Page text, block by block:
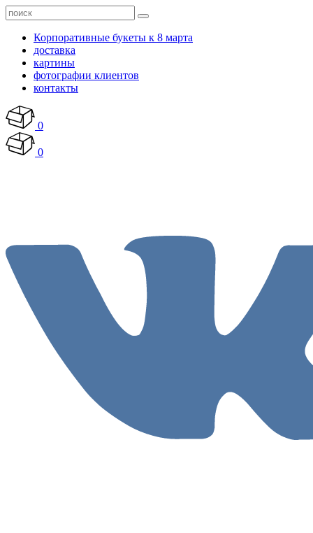
Корпоративные букеты к 8 марта
доставка
картины
фотографии клиентов
контакты
0
0